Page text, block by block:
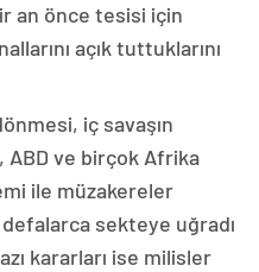
an önce tesisi için
açık tuttuklarını
iç savaşın
ve birçok Afrika
ile müzakereler
sekteye uğradı
kararları ise milisler